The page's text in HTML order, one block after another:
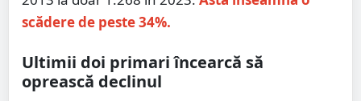
scădere de peste 34%.
Ultimii doi primari încearcă să
oprească declinul